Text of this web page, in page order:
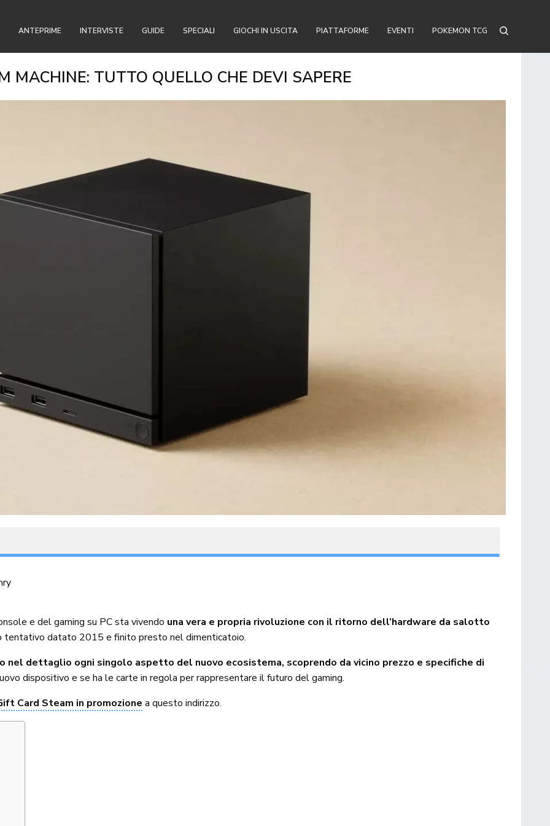
ANTEPRIME INTERVISTE GUIDE SPECIALI GIOCHI IN USCITA PIATTAFORME EVENTI POKEMON TCG
MACHINE: TUTTO QUELLO CHE DEVI SAPERE
e del gaming su PC sta vivendo una vera e propria rivoluzione con il ritorno dell’hardware da salotto
tentativo datato 2015 e finito presto nel dimenticatoio.
nel dettaglio ogni singolo aspetto del nuovo ecosistema, scoprendo da vicino prezzo e specifiche di
dispositivo e se ha le carte in regola per rappresentare il futuro del gaming.
Card Steam in promozione a questo indirizzo.